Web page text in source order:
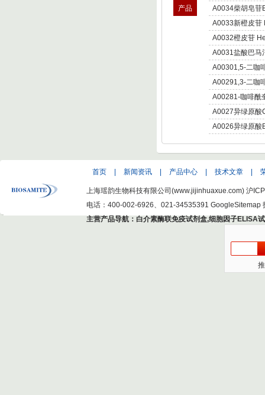
产品
A0034柴胡皂苷
A0033新橙皮苷
A0032橙皮苷
A0031盐酸巴马
Palmatine
A00301,5-二咖
Dicaffeoylquinic
A00291,3-二咖
朝蓟素;菜蓟素
A00281-咖啡酰
A0027异绿原酸
Isochlorogenic
A0026异绿原酸
首页 新闻资讯 产品中心 技术文章
上海瑶韵生物科技有限公司(www.jijinhuaxue.com) 沪
电话：400-002-6926、021-34535391 GoogleSitemap
主营产品导航： 白介素酶联免疫试剂盒,细胞因子ELISA